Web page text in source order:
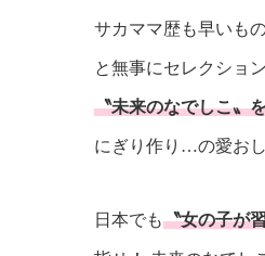
サカママ歴も早いも
と無事にセレクショ
〝未来のなでしこ〟
にぎり作り…の愛お
日本でも〝女の子が